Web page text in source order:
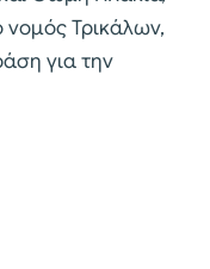
νομός Τρικάλων,
για την